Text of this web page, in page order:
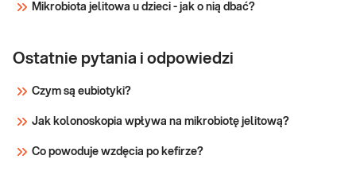
Mikrobiota jelitowa u dzieci - jak o nią dbać?
Ostatnie pytania i odpowiedzi
Czym są eubiotyki?
Jak kolonoskopia wpływa na mikrobiotę jelitową?
Co powoduje wzdęcia po kefirze?